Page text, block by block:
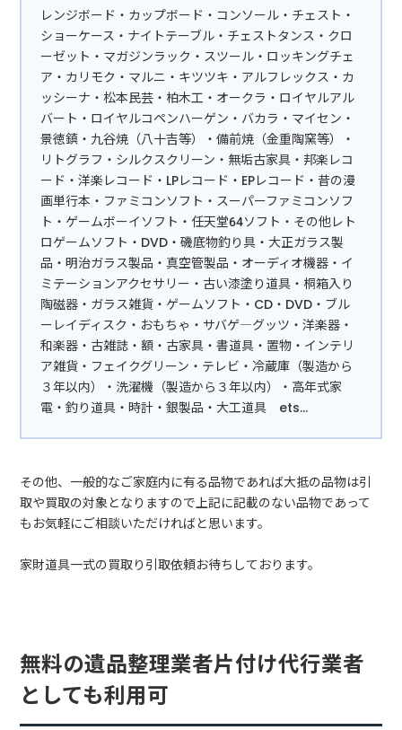
レンジボード・カップボード・コンソール・チェスト・
ショーケース・ナイトテーブル・チェストタンス・クロ
ーゼット・マガジンラック・スツール・ロッキングチェ
ア・カリモク・マルニ・キツツキ・アルフレックス・カ
ッシーナ・松本民芸・柏木工・オークラ・ロイヤルアル
バート・ロイヤルコペンハーゲン・バカラ・マイセン・
景徳鎮・九谷焼（八十吉等）・備前焼（金重陶窯等）・
リトグラフ・シルクスクリーン・無垢古家具・邦楽レコ
ード・洋楽レコード・LPレコード・EPレコード・昔の漫
画単行本・ファミコンソフト・スーパーファミコンソフ
ト・ゲームボーイソフト・任天堂64ソフト・その他レト
ロゲームソフト・DVD・磯底物釣り具・大正ガラス製
品・明治ガラス製品・真空管製品・オーディオ機器・イ
ミテーションアクセサリー・古い漆塗り道具・桐箱入り
陶磁器・ガラス雑貨・ゲームソフト・CD・DVD・ブル
ーレイディスク・おもちゃ・サバゲ―グッツ・洋楽器・
和楽器・古雑誌・額・古家具・書道具・置物・インテリ
ア雑貨・フェイクグリーン・テレビ・冷蔵庫（製造から
３年以内）・洗濯機（製造から３年以内）・高年式家
電・釣り道具・時計・銀製品・大工道具 ets…
その他、一般的なご家庭内に有る品物であれば大抵の品物は引
取や買取の対象となりますので上記に記載のない品物であって
もお気軽にご相談いただければと思います。
家財道具一式の買取り引取依頼お待ちしております。
無料の遺品整理業者片付け代行業者
としても利用可